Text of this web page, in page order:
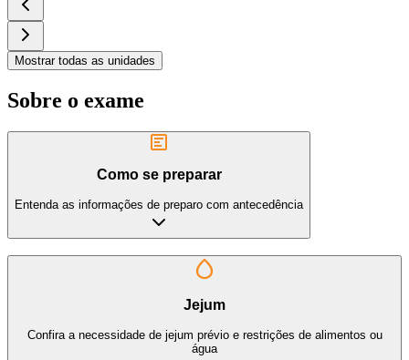
Mostrar todas as unidades
Sobre o exame
Como se preparar
Entenda as informações de preparo com antecedência
Jejum
Confira a necessidade de jejum prévio e restrições de alimentos ou
água